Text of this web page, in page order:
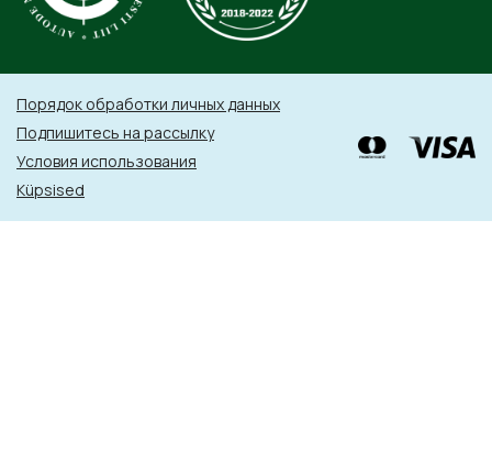
Порядок обработки личных данных
Подпишитесь на рассылку
Условия использования
Küpsised